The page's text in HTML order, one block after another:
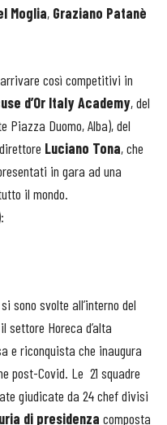
Moglia, Graziano Patanè
così competitivi in
d’Or Italy Academy, del
Piazza Duomo, Alba), del
Luciano Tona, che
in gara ad una
il mondo.
sono svolte all’interno del
settore Horeca d’alta
e riconquista che inaugura
post-Covid. Le 21 squadre
giudicate da 24 chef divisi
di presidenza composta